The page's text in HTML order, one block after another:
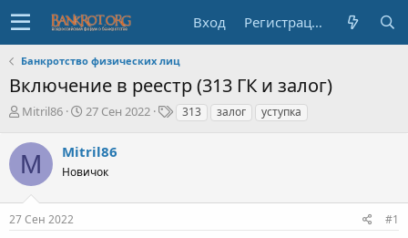
Вход Регистрация
Банкротство физических лиц
Включение в реестр (313 ГК и залог)
А
т
о
р
е
м
Mitril86
Д
а
н
ч
27 Сен 2022
Т313 залог уступка
M Mitril86
Новичок
27 Сен 2022 #1